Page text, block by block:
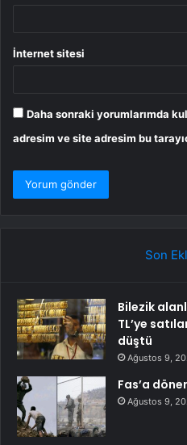
İnternet sitesi
Daha sonraki yorumlarımda
adresim ve site adresim bu
Son
Bilezik
TL’ye
düştü
Ağustos 9,
Fas’a
Ağustos 9,